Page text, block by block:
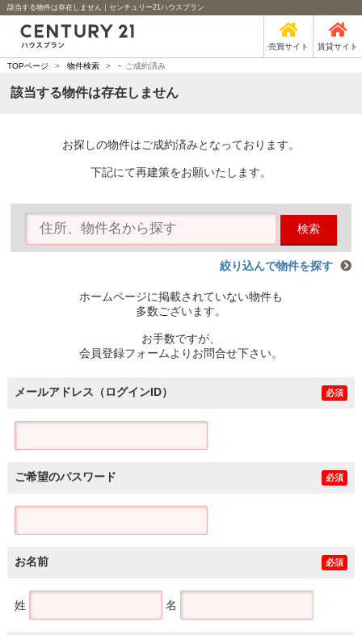
該当する物件は存在しません｜センチュリー21ハウスプラン
売買サイト 賃貸サイト
TOPページ > 物件検索 > - ご成約済み
該当する物件は存在しません
お探しの物件はご成約済みとなっております。
下記にて再建策をお願いたします。
検索
絞り込んで物件を探す
ホームページに掲載されていない物件も
多数ございます。
お手数ですが、
会員登録フォームよりお問合せ下さい。
メールアドレス（ログインID） 必須
ご希望のパスワード 必須
お名前 必須
姓 名